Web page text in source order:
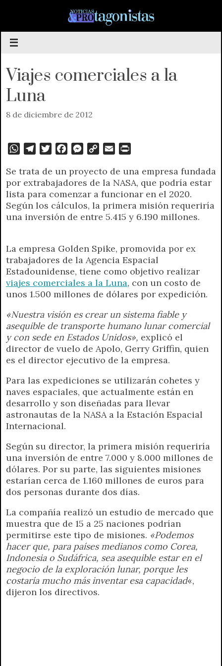
contenido
Viajes comerciales a la
Luna
8 de diciembre de 2012
W
a
t
s
A
p
l
e
g
r
a
i
t
t
e
r
c
e
b
o
o
M
s
s
e
n
g
p
y
L
i
n
a
i
l
i
n
t
F
r
d
y
Se trata de un proyecto de una empresa fundada
por extrabajadores de la NASA, que podría estar
lista para comenzar a funcionar en el 2020.
Según los cálculos, la primera misión requeriría
una inversión de entre 5.415 y 6.190 millones.
La empresa Golden Spike, promovida por ex
trabajadores de la Agencia Espacial
Estadounidense, tiene como objetivo realizar
viajes comerciales a la Luna, con un costo de
unos 1.500 millones de dólares por expedición.
«Nuestra visión es crear un sistema fiable y
asequible de transporte humano lunar comercial
y con sede en Estados Unidos», explicó el
director de vuelo de Apolo, Gerry Griffin, quien
es el director ejecutivo de la empresa.
Para las expediciones se utilizarán cohetes y
naves espaciales, que actualmente están en
desarrollo y son diseñadas para llevar
astronautas de la NASA a la Estación Espacial
Internacional.
Según su director, la primera misión requeriría
una inversión de entre 7.000 y 8.000 millones de
dólares. Por su parte, las siguientes misiones
estarían cerca de 1.160 millones de euros para
dos personas durante dos días.
La compañía realizó un estudio de mercado que
muestra que de 15 a 25 naciones podrían
permitirse este tipo de misiones. «Podemos
hacer que, para países medianos como Corea,
Indonesia o Sudáfrica, sea asequible estar en el
negocio de la exploración lunar, porque les
costaría mucho más inventar esa capacidad«,
dijeron los directivos.